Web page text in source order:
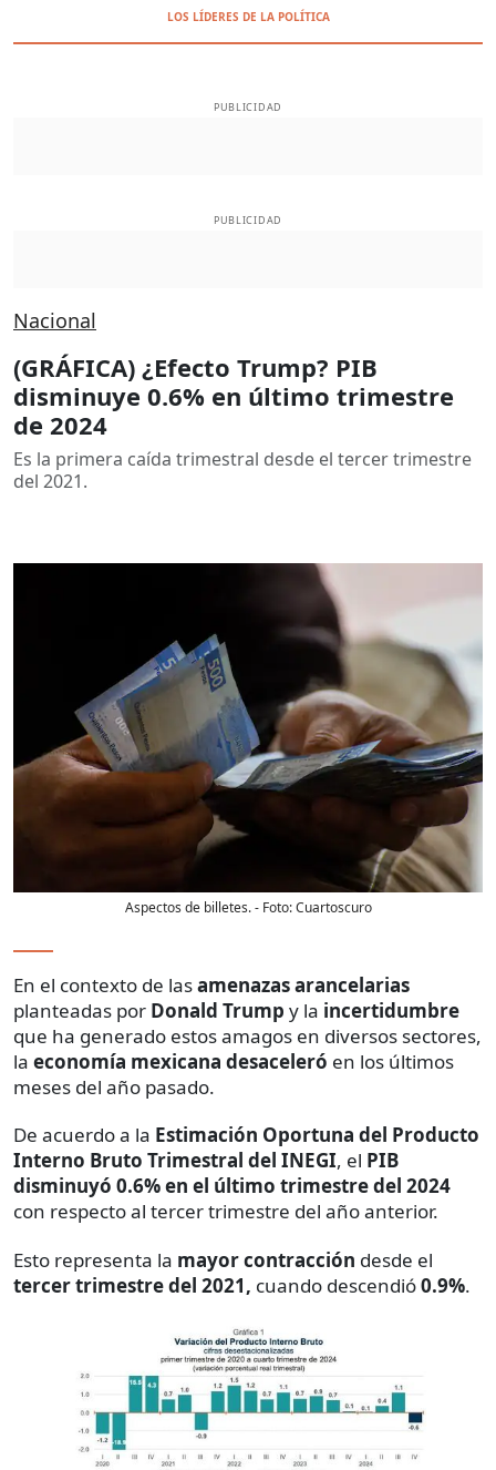
LOS LÍDERES DE LA POLÍTICA
PUBLICIDAD
PUBLICIDAD
Nacional
(GRÁFICA) ¿Efecto Trump? PIB
disminuye 0.6% en último trimestre
de 2024
Es la primera caída trimestral desde el tercer trimestre
del 2021.
Aspectos de billetes.- Foto:Cuartoscuro
En el contexto de lasamenazas arancelarias
planteadas por Donald Trump y la incertidumbre
que ha generado estos amagos en diversos sectores,
la economía mexicana desaceleró en los últimos
meses del año pasado.
De acuerdo a la Estimación Oportuna del Producto
Interno Bruto Trimestral del INEGI, el PIB
disminuyó 0.6% en el último trimestre del 2024
con respecto al tercer trimestre del año anterior.
Esto representa la mayor contracción desde el
tercer trimestre del 2021, cuando descendió0.9%.